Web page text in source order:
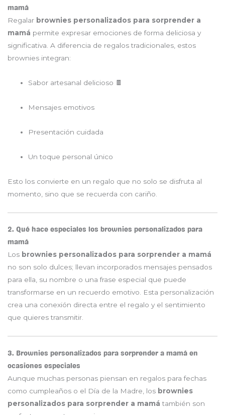
mamá
Regalar brownies personalizados para sorprender a
mamá permite expresar emociones de forma deliciosa y
significativa. A diferencia de regalos tradicionales, estos
brownies integran:
Sabor artesanal delicioso 🍫
Mensajes emotivos
Presentación cuidada
Un toque personal único
Esto los convierte en un regalo que no solo se disfruta al
momento, sino que se recuerda con cariño.
2. Qué hace especiales los brownies personalizados para
mamá
Los brownies personalizados para sorprender a mamá
no son solo dulces; llevan incorporados mensajes pensados
para ella, su nombre o una frase especial que puede
transformarse en un recuerdo emotivo. Esta personalización
crea una conexión directa entre el regalo y el sentimiento
que quieres transmitir.
3. Brownies personalizados para sorprender a mamá en
ocasiones especiales
Aunque muchas personas piensan en regalos para fechas
como cumpleaños o el Día de la Madre, los brownies
personalizados para sorprender a mamá también son